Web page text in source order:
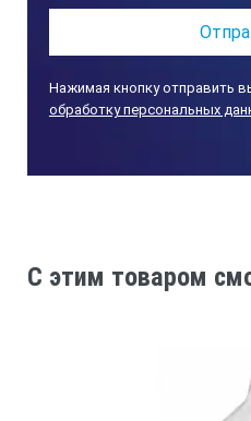
цифровой
Точность установки
Нажимая кнопку отправить
обработку персональных
C этим товаром